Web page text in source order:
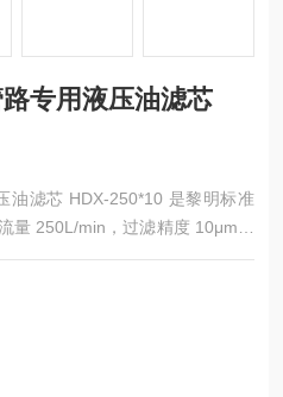
专用液压油滤芯
油滤芯 HDX-250*10 是黎明标准
量 250L/min，过滤精度 10μm，
过滤器，广泛应用于各类工业液
粒、杂质油泥，保护液压泵、多
定整套液压系统运行精度与使用